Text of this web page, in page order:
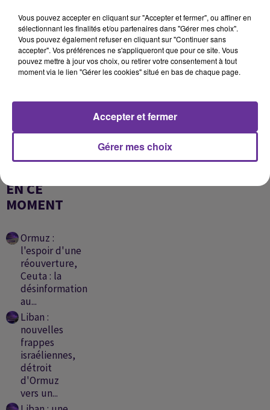
A
EN CE
MOMENT
Ormuz :
l'espoir d'une
réouverture,
Ceuta : la
désinformation
au...
Liban :
nouvelles
frappes
israéliennes,
détroit
d'Ormuz
vers un...
Vous pouvez accepter en cliquant sur "Accepter et fermer", ou affiner en
sélectionnant les finalités et/ou partenaires dans "Gérer mes choix".
Vous pouvez également refuser en cliquant sur "Continuer sans
accepter". Vos préférences ne s'appliqueront que pour ce site. Vous
pouvez mettre à jour vos choix, ou retirer votre consentement à tout
moment via le lien "Gérer les cookies" situé en bas de chaque page.
Gérer mes choix
Accepter et fermer